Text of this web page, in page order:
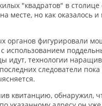
"квадратов" в
месте, но как оказалось
органов фигурировали
использованием
идут, технологии
следователи
квитанцию, обнаружил,